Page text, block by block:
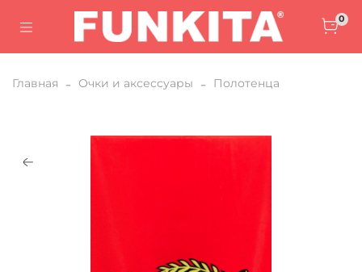
0
Главная Очки и аксессуары Полотенца